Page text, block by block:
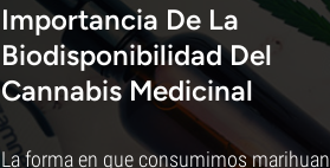
Importancia De La
Biodisponibilidad Del
Cannabis Medicinal
La forma en que consumimos